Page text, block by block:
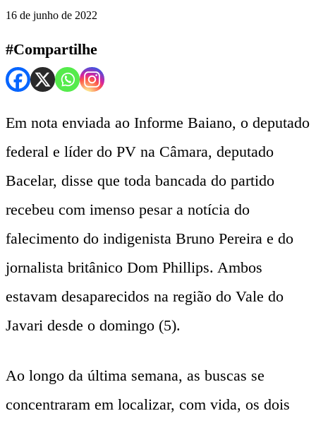
16 de junho de 2022
#Compartilhe
Em nota enviada ao Informe Baiano, o deputado
federal e líder do PV na Câmara, deputado
Bacelar, disse que toda bancada do partido
recebeu com imenso pesar a notícia do
falecimento do indigenista Bruno Pereira e do
jornalista britânico Dom Phillips. Ambos
estavam desaparecidos na região do Vale do
Javari desde o domingo (5).
Ao longo da última semana, as buscas se
concentraram em localizar, com vida, os dois